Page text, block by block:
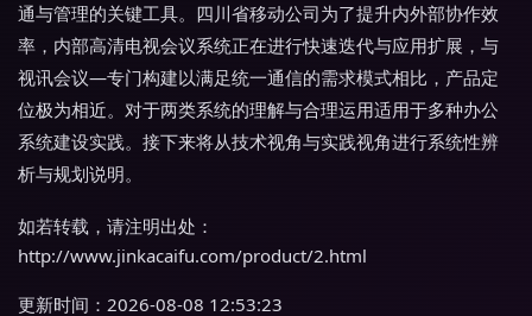
通与管理的关键工具。四川省移动公司为了提升内外部协作效
率，内部高清电视会议系统正在进行快速迭代与应用扩展，与
视讯会议—专门构建以满足统一通信的需求模式相比，产品定
位极为相近。对于两类系统的理解与合理运用适用于多种办公
系统建设实践。接下来将从技术视角与实践视角进行系统性辨
析与规划说明。
如若转载，请注明出处：
http://www.jinkacaifu.com/product/2.html
更新时间：2026-08-08 12:53:23